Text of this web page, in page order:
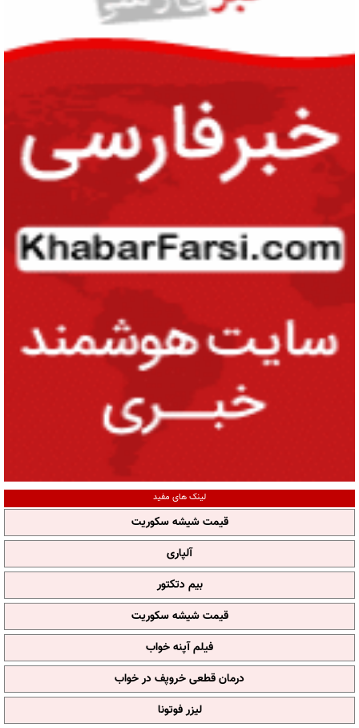
لینک های مفید
قیمت شیشه سکوریت
آلپاری
بیم دتکتور
قیمت شیشه سکوریت
فیلم آپنه خواب
درمان قطعی خروپف در خواب
لیزر فوتونا